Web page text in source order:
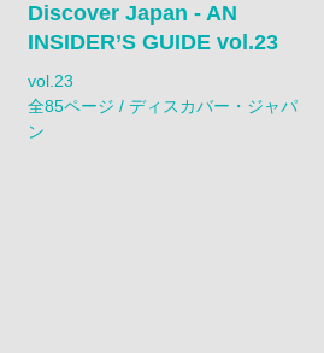
Discover Japan - AN
INSIDER’S GUIDE vol.23
vol.23
全85ページ / ディスカバー・ジャパ
ン